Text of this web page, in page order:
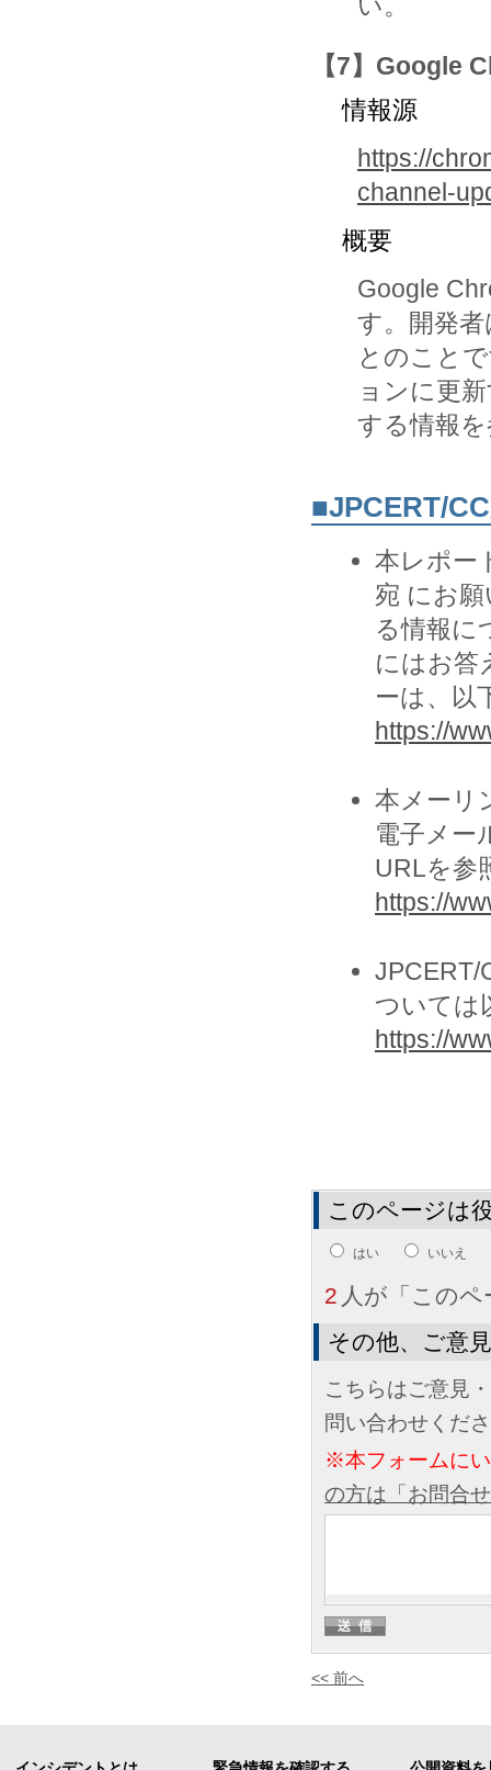
い。
【7】Google
情報源
https://
channel-
概要
Google
す。開発
とのこと
ョンに更
する情報
■JPCERT/
本レポー
宛 にお
る情報に
にはお答
ーは、以
https://
本メーリ
電子メー
URLを参
https://
JPCERT/
ついては
https://
このページは
はい いいえ
2 人が「この
その他、ご意
こちらはご意見
問い合わせくだ
※本フォームに
の方は「お問合
<< 前へ